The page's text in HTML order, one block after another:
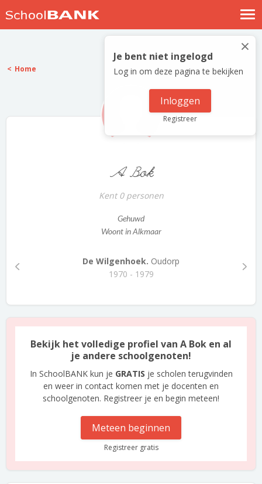
Nostalgische verhalen
Log in
Meld je gratis aan
×
Je bent niet ingelogd
Log in om deze pagina te bekijken
Inloggen
Registreer
Home
A Bok
Kent 0 personen
Gehuwd
Woont in Alkmaar
De Wilgenhoek. Oudorp
1970 - 1979
Bekijk het volledige profiel van A Bok en al
je andere schoolgenoten!
In SchoolBANK kun je GRATIS je scholen terugvinden
en weer in contact komen met je docenten en
schoolgenoten. Registreer je en begin meteen!
Meteen beginnen
Registreer gratis